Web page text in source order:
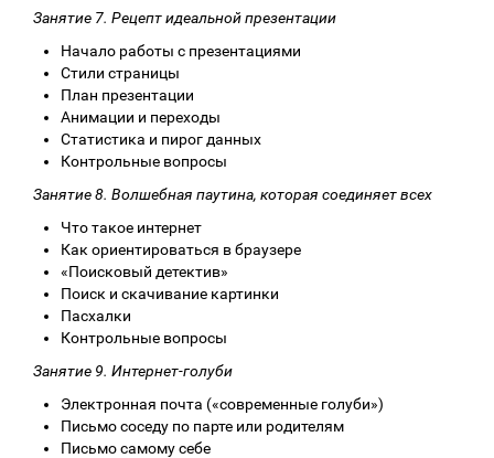
Занятие 7. Рецепт идеальной презентации
Начало работы с презентациями
Стили страницы
План презентации
Анимации и переходы
Статистика и пирог данных
Контрольные вопросы
Занятие 8. Волшебная паутина, которая соединяет всех
Что такое интернет
Как ориентироваться в браузере
«Поисковый детектив»
Поиск и скачивание картинки
Пасхалки
Контрольные вопросы
Занятие 9. Интернет-голуби
Электронная почта («современные голуби»)
Письмо соседу по парте или родителям
Письмо самому себе